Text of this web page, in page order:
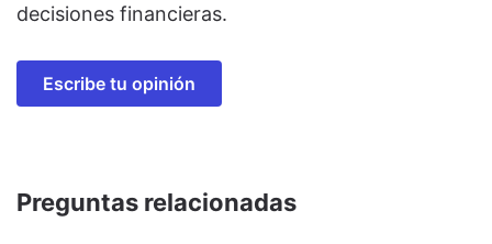
decisiones financieras.
Escribe tu opinión
Preguntas relacionadas